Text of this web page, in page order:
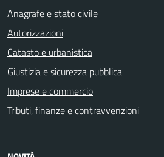
Anagrafe e stato civile
Autorizzazioni
Catasto e urbanistica
Giustizia e sicurezza pubblica
Imprese e commercio
Tributi, finanze e contravvenzioni